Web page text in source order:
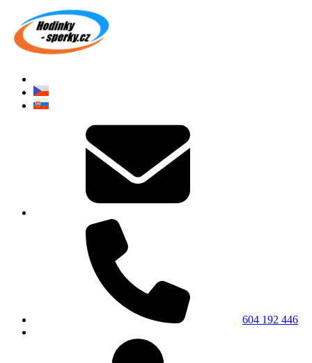
604 192 446